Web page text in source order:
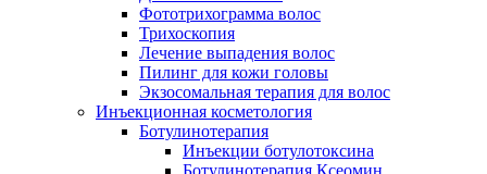
Фототрихограмма волос
Трихоскопия
Лечение выпадения волос
Пилинг для кожи головы
Экзосомальная терапия для волос
Инъекционная косметология
Ботулинотерапия
Инъекции ботулотоксина
Ботулинотерапия Ксеомин